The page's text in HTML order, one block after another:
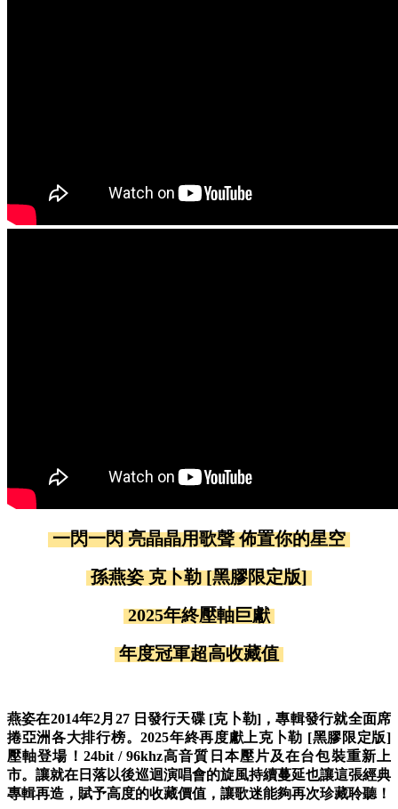
一閃一閃 亮晶晶用歌聲 佈置你的星空
孫燕姿 克卜勒 [黑膠限定版]
2025年終壓軸巨獻
年度冠軍超高收藏值
燕姿在2014年2月27 日發行天碟 [克卜勒]，專輯發行就全面席
捲亞洲各大排行榜。2025年終再度獻上克卜勒 [黑膠限定版]
壓軸登場！ 24bit / 96khz高音質日本壓片及在台包裝重新上
市。讓就在日落以後巡迴演唱會的旋風持續蔓延也讓這張經典
專輯再造，賦予高度的收藏價值，讓歌迷能夠再次珍藏聆聽！